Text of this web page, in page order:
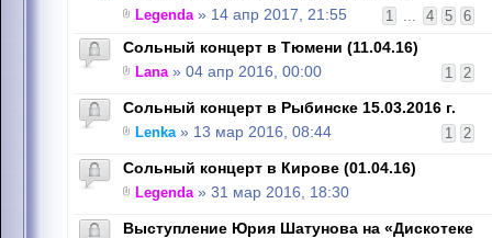
1 ... 4 5 6
Legenda» 14 апр 2017, 21:55
Сольный концерт в Тюмени (11.04.16)
1 2
Lana» 04 апр 2016, 00:00
Сольный концерт в Рыбинске 15.03.2016 г.
1 2
Lenka» 13 мар 2016, 08:44
Сольный концерт в Кирове (01.04.16)
Legenda» 31 мар 2016, 18:30
Выступление Юрия Шатунова на «Дискотеке